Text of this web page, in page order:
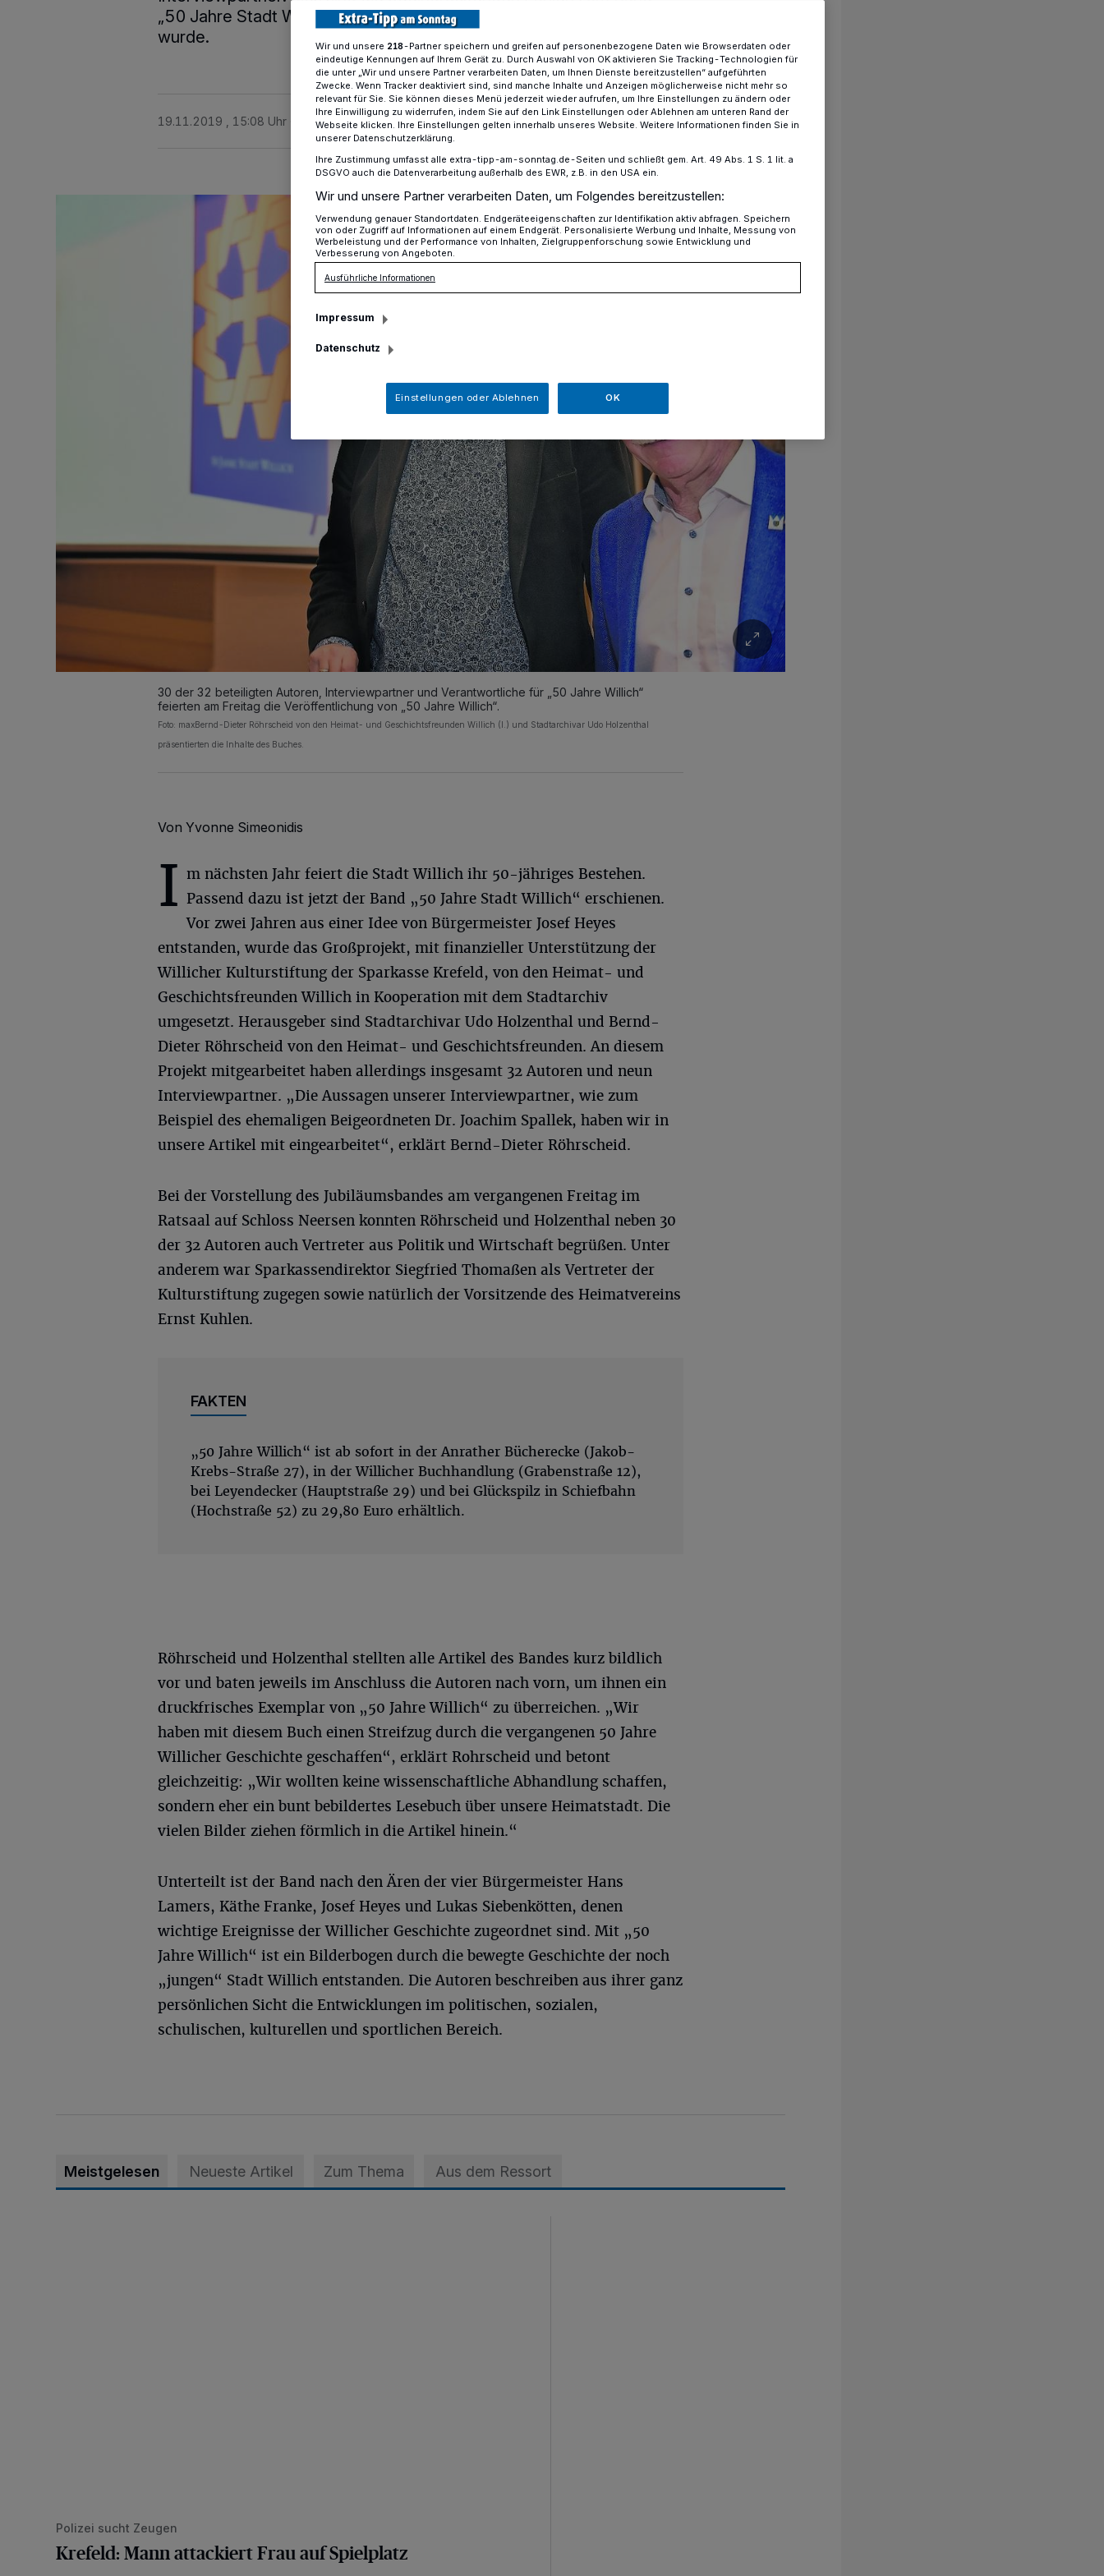
„50 Jahre Stadt Willich“, der jetzt auf Schloss Neersen vorgestellt
wurde.
19.11.2019 , 15:08 Uhr 2 Minuten Lesezeit
30 der 32 beteiligten Autoren, Interviewpartner und Verantwortliche für „50 Jahre Willich“
feierten am Freitag die Veröffentlichung von „50 Jahre Willich“.
Foto: maxBernd-Dieter Röhrscheid von den Heimat- und Geschichtsfreunden Willich (l.) und Stadtarchivar Udo Holzenthal
präsentierten die Inhalte des Buches.
Von Yvonne Simeonidis
I m nächsten Jahr feiert die Stadt Willich ihr 50-jähriges Bestehen.
Passend dazu ist jetzt der Band „50 Jahre Stadt Willich“ erschienen.
Vor zwei Jahren aus einer Idee von Bürgermeister Josef Heyes
entstanden, wurde das Großprojekt, mit finanzieller Unterstützung der
Willicher Kulturstiftung der Sparkasse Krefeld, von den Heimat- und
Geschichtsfreunden Willich in Kooperation mit dem Stadtarchiv
umgesetzt. Herausgeber sind Stadtarchivar Udo Holzenthal und Bernd-
Dieter Röhrscheid von den Heimat- und Geschichtsfreunden. An diesem
Projekt mitgearbeitet haben allerdings insgesamt 32 Autoren und neun
Interviewpartner. „Die Aussagen unserer Interviewpartner, wie zum
Beispiel des ehemaligen Beigeordneten Dr. Joachim Spallek, haben wir in
unsere Artikel mit eingearbeitet“, erklärt Bernd-Dieter Röhrscheid.
Bei der Vorstellung des Jubiläumsbandes am vergangenen Freitag im
Ratsaal auf Schloss Neersen konnten Röhrscheid und Holzenthal neben 30
der 32 Autoren auch Vertreter aus Politik und Wirtschaft begrüßen. Unter
anderem war Sparkassendirektor Siegfried Thomaßen als Vertreter der
Kulturstiftung zugegen sowie natürlich der Vorsitzende des Heimatvereins
Ernst Kuhlen.
FAKTEN
„50 Jahre Willich“ ist ab sofort in der Anrather Bücherecke (Jakob-
Krebs-Straße 27), in der Willicher Buchhandlung (Grabenstraße 12),
bei Leyendecker (Hauptstraße 29) und bei Glückspilz in Schiefbahn
(Hochstraße 52) zu 29,80 Euro erhältlich.
Röhrscheid und Holzenthal stellten alle Artikel des Bandes kurz bildlich
vor und baten jeweils im Anschluss die Autoren nach vorn, um ihnen ein
druckfrisches Exemplar von „50 Jahre Willich“ zu überreichen. „Wir
haben mit diesem Buch einen Streifzug durch die vergangenen 50 Jahre
Willicher Geschichte geschaffen“, erklärt Rohrscheid und betont
gleichzeitig: „Wir wollten keine wissenschaftliche Abhandlung schaffen,
sondern eher ein bunt bebildertes Lesebuch über unsere Heimatstadt. Die
vielen Bilder ziehen förmlich in die Artikel hinein.“
Unterteilt ist der Band nach den Ären der vier Bürgermeister Hans
Lamers, Käthe Franke, Josef Heyes und Lukas Siebenkötten, denen
wichtige Ereignisse der Willicher Geschichte zugeordnet sind. Mit „50
Jahre Willich“ ist ein Bilderbogen durch die bewegte Geschichte der noch
„jungen“ Stadt Willich entstanden. Die Autoren beschreiben aus ihrer ganz
persönlichen Sicht die Entwicklungen im politischen, sozialen,
schulischen, kulturellen und sportlichen Bereich.
Meistgelesen Neueste Artikel Zum Thema Aus dem Ressort
Polizei sucht Zeugen
Krefeld: Mann attackiert Frau auf Spielplatz
Wir und unsere 218-Partner speichern und greifen auf personenbezogene Daten wie Browserdaten oder
eindeutige Kennungen auf Ihrem Gerät zu. Durch Auswahl von OK aktivieren Sie Tracking-Technologien für
die unter „Wir und unsere Partner verarbeiten Daten, um Ihnen Dienste bereitzustellen“ aufgeführten
Zwecke. Wenn Tracker deaktiviert sind, sind manche Inhalte und Anzeigen möglicherweise nicht mehr so
relevant für Sie. Sie können dieses Menü jederzeit wieder aufrufen, um Ihre Einstellungen zu ändern oder
Ihre Einwilligung zu widerrufen, indem Sie auf den Link Einstellungen oder Ablehnen am unteren Rand der
Webseite klicken. Ihre Einstellungen gelten innerhalb unseres Website. Weitere Informationen finden Sie in
unserer Datenschutzerklärung.
Ihre Zustimmung umfasst alle extra-tipp-am-sonntag.de-Seiten und schließt gem. Art. 49 Abs. 1 S. 1 lit. a
DSGVO auch die Datenverarbeitung außerhalb des EWR, z.B. in den USA ein.
Wir und unsere Partner verarbeiten Daten, um Folgendes bereitzustellen:
Verwendung genauer Standortdaten. Endgeräteeigenschaften zur Identifikation aktiv abfragen. Speichern
von oder Zugriff auf Informationen auf einem Endgerät. Personalisierte Werbung und Inhalte, Messung von
Werbeleistung und der Performance von Inhalten, Zielgruppenforschung sowie Entwicklung und
Verbesserung von Angeboten.
Ausführliche Informationen
Impressum
Datenschutz
Einstellungen oder Ablehnen OK